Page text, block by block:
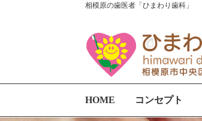
相模原の歯医者「ひまわり歯科」
HOME コンセプト